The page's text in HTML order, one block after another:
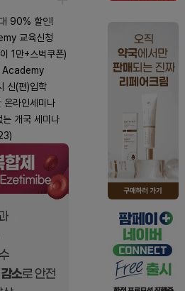
90% 할인!
교육신청
1만+스벅쿠폰)
Academy
신(편)입학
라인세미나
개국 세미나